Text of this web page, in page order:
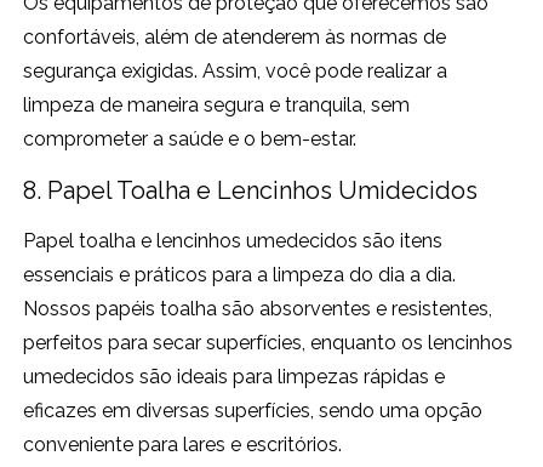
confortáveis, além de atenderem às normas de
segurança exigidas. Assim, você pode realizar a
limpeza de maneira segura e tranquila, sem
comprometer a saúde e o bem-estar.
8. Papel Toalha e Lencinhos Umidecidos
Papel toalha e lencinhos umedecidos são itens
essenciais e práticos para a limpeza do dia a dia.
Nossos papéis toalha são absorventes e resistentes,
perfeitos para secar superfícies, enquanto os lencinhos
umedecidos são ideais para limpezas rápidas e
eficazes em diversas superfícies, sendo uma opção
conveniente para lares e escritórios.